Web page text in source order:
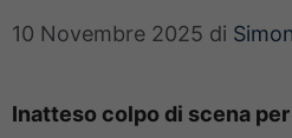
10 Novembre 2025 di
Inatteso colpo di scena